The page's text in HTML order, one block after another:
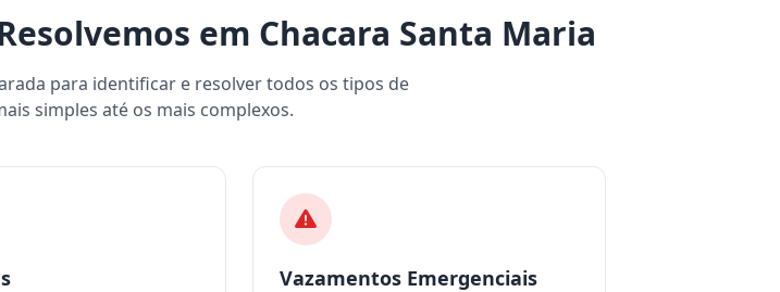
em Chacara Santa Maria
para identificar e resolver todos os tipos de
simples até os mais complexos.
Vazamentos Emergenciais